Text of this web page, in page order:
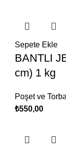
Sepete Ekle
BANTLI
cm) 1 kg
Poşet ve
₺550,00